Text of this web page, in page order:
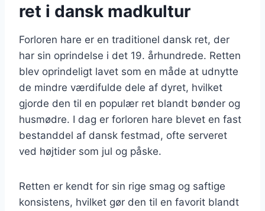
ret i dansk madkultur
Forloren hare er en traditionel dansk ret, der
har sin oprindelse i det 19. århundrede. Retten
blev oprindeligt lavet som en måde at udnytte
de mindre værdifulde dele af dyret, hvilket
gjorde den til en populær ret blandt bønder og
husmødre. I dag er forloren hare blevet en fast
bestanddel af dansk festmad, ofte serveret
ved højtider som jul og påske.
Retten er kendt for sin rige smag og saftige
konsistens, hvilket gør den til en favorit blandt